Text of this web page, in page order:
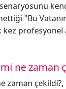
"Bu
profesyonel
ne zaman
zaman çekildi?,